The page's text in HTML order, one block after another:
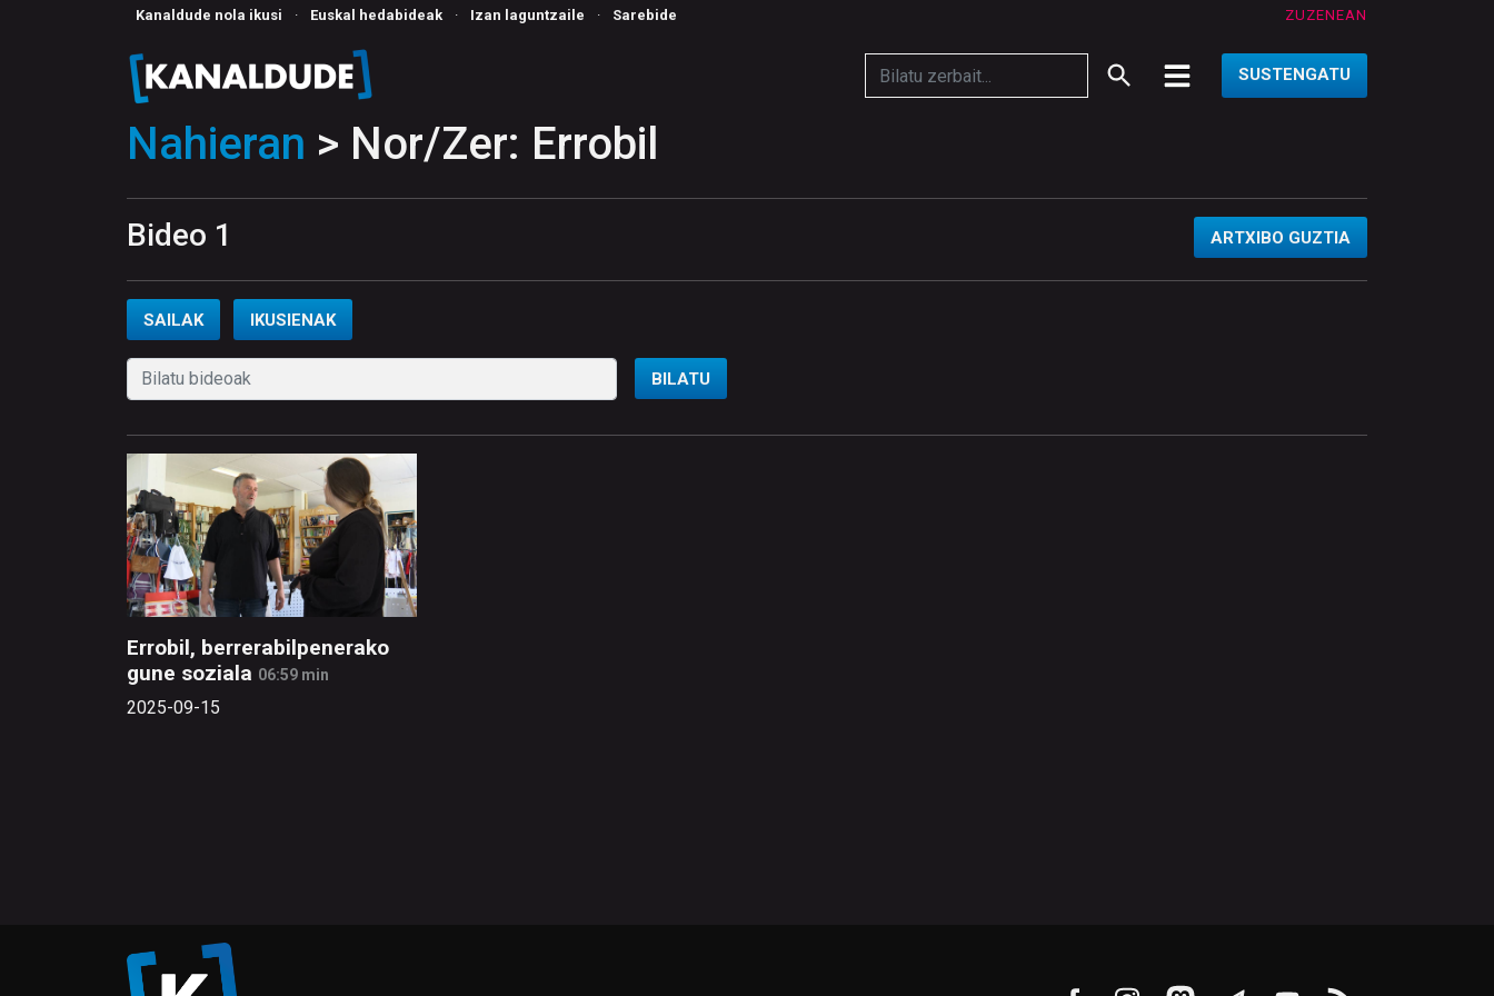
Kanaldude nola ikusi · Euskal hedabideak · Izan laguntzaile · Sarebide ZUZENEAN
SUSTENGATU
Nahieran > Nor/Zer: Errobil
Bideo 1 ARTXIBO GUZTIA
SAILAK IKUSIENAK
BILATU
Errobil, berrerabilpenerako
gune soziala 06:59 min
2025-09-15